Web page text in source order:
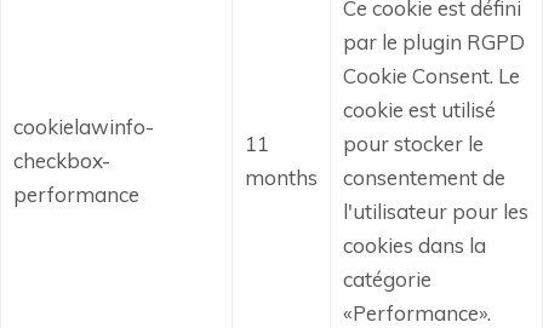
cookielawinfo-
checkbox-
performance
11
months
Ce cookie est défini
par le plugin RGPD
Cookie Consent. Le
cookie est utilisé
pour stocker le
consentement de
l'utilisateur pour les
cookies dans la
catégorie
«Performance».